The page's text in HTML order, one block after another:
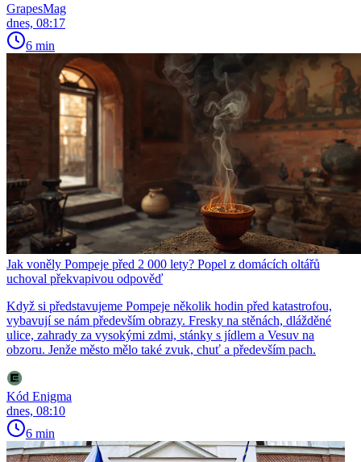
GrapesMag
dnes, 08:17
6 min
Jak voněly Pompeje před 2 000 lety? Popel z domácích oltářů
uchoval překvapivou odpověď
Když si představujeme Pompeje několik hodin před katastrofou,
vybavují se nám především obrazy. Fresky na stěnách, dlážděné
ulice, zahrady za vysokými zdmi, stánky s jídlem a Vesuv na
obzoru. Jenže město mělo také zvuk, chuť a především pach.
Kód Enigma
dnes, 08:10
6 min